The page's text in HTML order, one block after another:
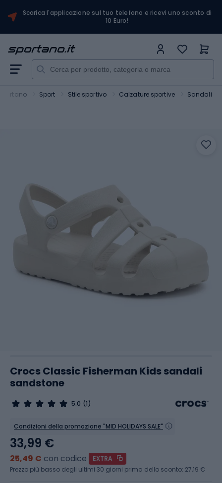
Scarica l'applicazione sul tuo telefono e ricevi uno sconto di
10 Euro!
Sport Stile sportivo Calzature sportive Sandali
Crocs Classic Fisherman Kids sandali
sandstone
5.0 (1)
Condizioni della promozione "MID HOLIDAYS SALE"
33,99 €
25,49 € con codice
EXTRA
Prezzo più basso degli ultimi 30 giorni prima dello sconto: 27,19 €